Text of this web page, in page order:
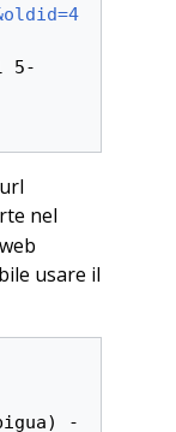
nel
usare il